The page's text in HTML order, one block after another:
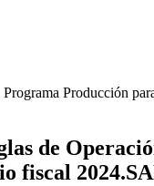
Producción
de